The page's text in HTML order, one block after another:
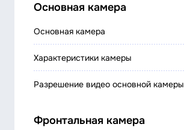
Основная камера
Основная камера
Характеристики камеры
Разрешение видео основной камеры
Фронтальная камера